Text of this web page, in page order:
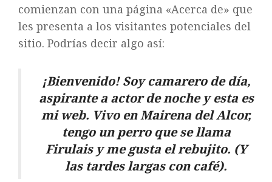
comienzan con una página «Acerca de» que
les presenta a los visitantes potenciales del
sitio. Podrías decir algo así:
¡Bienvenido! Soy camarero de día,
aspirante a actor de noche y esta es
mi web. Vivo en Mairena del Alcor,
tengo un perro que se llama
Firulais y me gusta el rebujito. (Y
las tardes largas con café).